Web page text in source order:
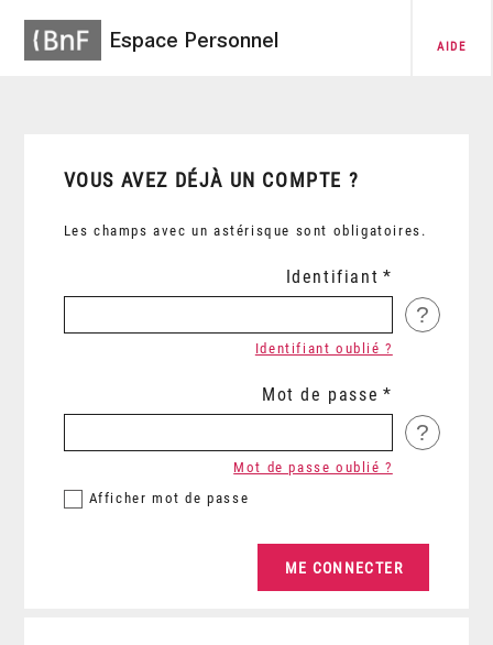
Espace Personnel AIDE
VOUS AVEZ DÉJÀ UN COMPTE ?
Les champs avec un astérisque sont obligatoires.
Identifiant
?
Identifiant oublié ?
Mot de passe
?
Afficher mot de passe
Mot de passe oublié ?